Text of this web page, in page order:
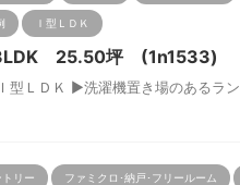
Ｉ型ＬＤＫ
3LDK 25.50坪 (1n1533)
ＬＤＫ ▶洗濯機置き場のあるラ
トリー ファミクロ･納戸･フリールーム